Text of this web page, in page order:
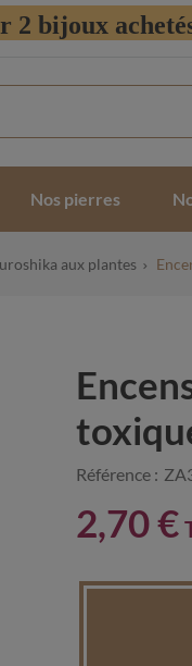
2 bijoux
Nos pierres
aux plantes
Référence :
2,70 €